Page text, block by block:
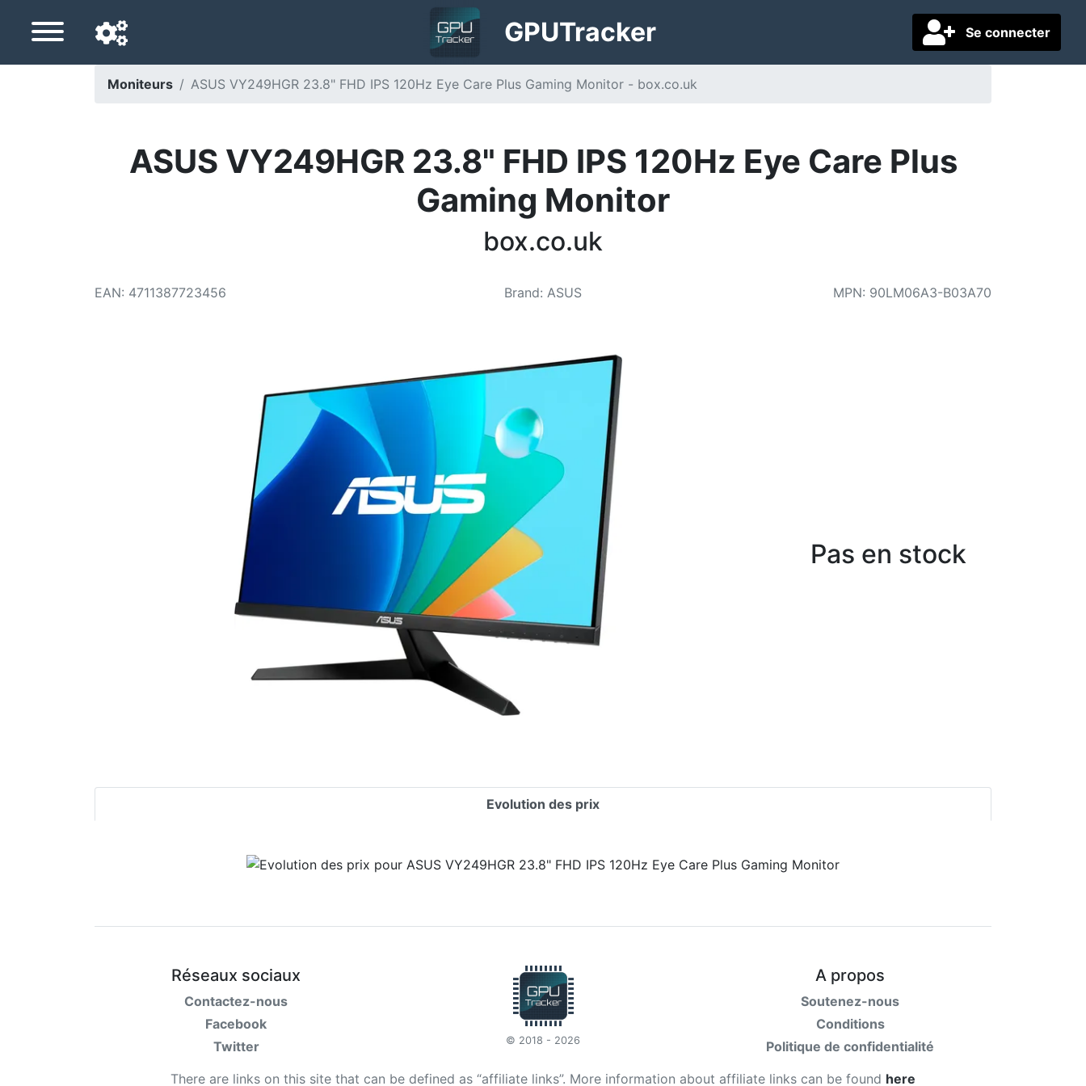
Se connecter
GPUTracker
Pays de livraison
Soutenez-nous
Moniteurs ASUS VY249HGR 23.8" FHD IPS 120Hz Eye Care Plus Gaming Monitor - box.co.uk
ASUS VY249HGR 23.8" FHD IPS 120Hz Eye Care Plus
Gaming Monitor
box.co.uk
EAN: 4711387723456 Brand: ASUS MPN: 90LM06A3-B03A70
Pas en stock
Evolution des prix
Réseaux sociaux
Contactez-nous
Facebook
Twitter
© 2018 - 2026
A propos
Soutenez-nous
Conditions
Politique de confidentialité
There are links on this site that can be defined as “affiliate links”. More information about affiliate links can be found here